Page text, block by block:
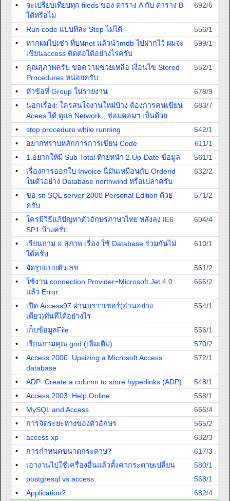
•
จะเปรียบเทียบทุก fileds ของ ตาราง A กับ ตาราง B
ได้หรือไม่
692/6
• Run code แบบทีละ Step ไม่ได้
556/1
•
หากผมไปเช่า ที่บนnet แล้วนำmdb ไปฝากไว้ ผมจะ
เขียนaccess ติดต่อได้อย่างไรครับ
599/1
•
คุณสุภาพครับ ขอความช่วยเหลือ เงื่อนไข Stored
Procedures หน่อยครับ
552/1
• หัวข้อที่ Group ในรายงาน
678/9
•
นอกเรื่อง: ใครสนใจงานใหม่บ้าง ต้องการคนเขียน
Acees ได้,ดูแล Network , ซ่อมคอมฯ เป็นด้วย
683/7
• stop procedure while running
542/1
•
อยากทราบหลักการการเขียน Code
611/1
•
1.อยากให้มี Sub Total ท้ายหน้า 2.Up-Date ข้อมูล
561/1
•
เรื่องการออกใบ Invoice นี่มันเหมือนกับ Orderid
ในตัวอย่าง Database northwind หรือเปล่าครับ
632/2
•
ขอ sn SQL server 2000 Personal Edition ด้วย
ครับ
571/2
•
ใครมีวิธีแก้ปัญหาตัวอักษรภาษาไทย หลังลง IE6
SP1 บ้างครับ
604/4
•
เรียนถาม อ.สุภาพ เรื่อง ใช้ Database ร่วมกันไม่
ได้ครับ
610/1
• จัดรูปแบบตัวเลข
561/2
•
ใช้งาน connection Provider=Microsoft.Jet.4.0..
แล้ว Error
666/2
•
เปิด Access97 ผ่านบราวเซอร์(อ่านอย่าง
เดียว)ทันทีได้อย่างไร
554/1
• เก็บข้อมูลFile
556/1
•
เรียนถามคุณ god (เพิ่มเติม)
570/2
•
Access 2000: Upsizing a Microsoft Access
database
572/1
• ADP :Create a column to store hyperlinks (ADP)
548/1
•
Access 2003: Help Online
558/1
•
MySQL and Access
666/4
•
การจัดระยะห่างของตัวอักษร
565/2
•
access xp
632/3
•
การกำหนดขนาดกระดาษ?
617/3
•
เอางานไปใช้เครื่องอื่นแล้วตั้งค่ากระดาษเปลี่ยน
580/1
•
postgresql vs access
568/1
•
Application? 682/4